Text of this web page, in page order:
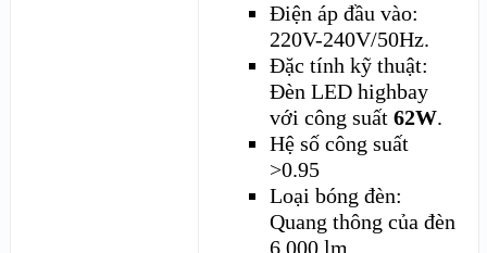
Điện áp đầu vào:
220V-240V/50Hz.
Đặc tính kỹ thuật:
Đèn LED highbay
với công suất62W.
Hệ số công suất
>0.95
Loại bóng đèn:
Quang thông của đèn
6.000 lm.